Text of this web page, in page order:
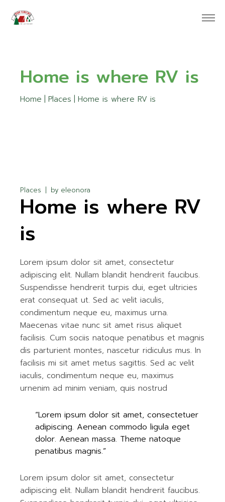
Home is where RV is
Home Places Home is where RV is
Places by eleonora
Home is where RV
is
Lorem ipsum dolor sit amet, consectetur
adipiscing elit. Nullam blandit hendrerit faucibus.
Suspendisse hendrerit turpis dui, eget ultricies
erat consequat ut. Sed ac velit iaculis,
condimentum neque eu, maximus urna.
Maecenas vitae nunc sit amet risus aliquet
facilisis. Cum sociis natoque penatibus et magnis
dis parturient montes, nascetur ridiculus mus. In
facilisis mi sit amet metus sagittis. Sed ac velit
iaculis, condimentum neque eu, maximus
urnenim ad minim veniam, quis nostrud
“Lorem ipsum dolor sit amet, consectetuer
adipiscing. Aenean commodo ligula eget
dolor. Aenean massa. Theme natoque
penatibus magnis.”
Lorem ipsum dolor sit amet, consectetur
adipiscing elit. Nullam blandit hendrerit faucibus.